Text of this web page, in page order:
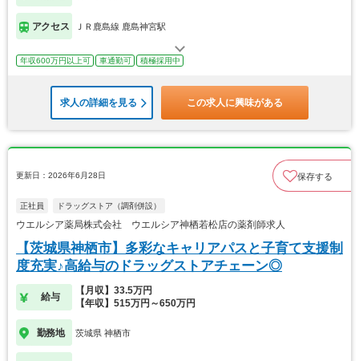
アクセス ＪＲ鹿島線 鹿島神宮駅
年収600万円以上可 車通勤可 積極採用中
求人の詳細を見る この求人に興味がある
更新日：2026年6月28日 保存する
正社員 ドラッグストア（調剤併設）
ウエルシア薬局株式会社 ウエルシア神栖若松店の薬剤師求人
【茨城県神栖市】多彩なキャリアパスと子育て支援制
度充実♪高給与のドラッグストアチェーン◎
給与
【月収】33.5万円
【年収】515万円～650万円
勤務地 茨城県 神栖市